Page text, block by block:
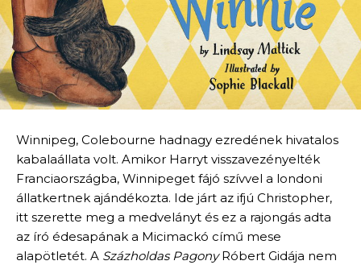
Winnipeg, Colebourne hadnagy ezredének hivatalos
kabalaállata volt. Amikor Harryt visszavezényelték
Franciaországba, Winnipeget fájó szívvel a londoni
állatkertnek ajándékozta. Ide járt az ifjú Christopher,
itt szerette meg a medvelányt és ez a rajongás adta
az író édesapának a Micimackó című mese
alapötletét. A Százholdas PagonyRóbert Gidája nem